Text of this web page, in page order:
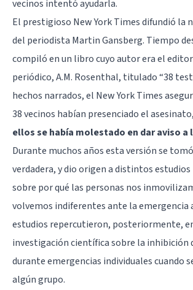
vecinos intentó ayudarla.
El prestigioso New York Times difundió la
del periodista Martin Gansberg. Tiempo
compiló en un libro cuyo autor era el
periódico, A.M. Rosenthal, titulado “38
hechos narrados, el New York Times
38 vecinos habían presenciado el
ellos se había molestado en dar aviso a
Durante muchos años esta versión se
verdadera, y dio origen a distintos
sobre por qué las personas nos
volvemos indiferentes ante la emergencia
estudios repercutieron, posteriormente,
investigación científica sobre la inhibición
durante emergencias individuales cuando
algún grupo.